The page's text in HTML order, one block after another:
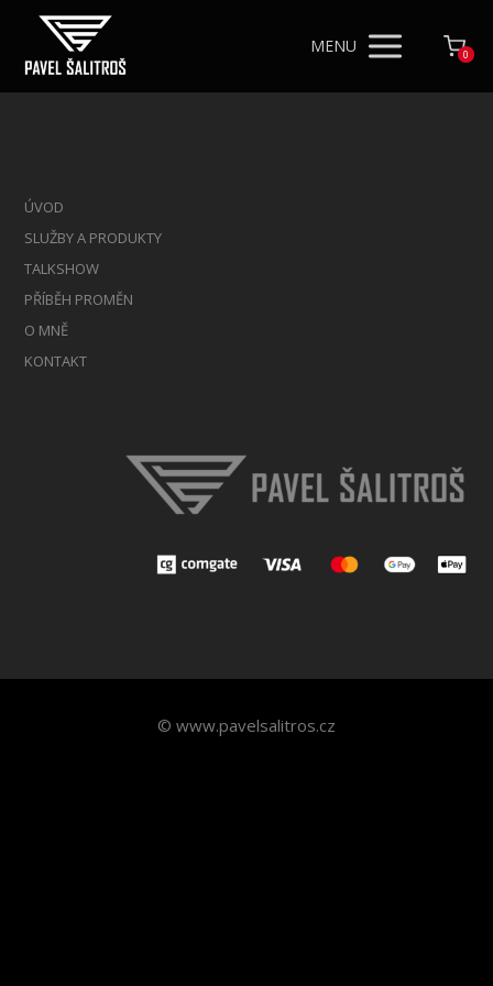
MENU 0
ÚVOD
SLUŽBY A PRODUKTY
TALKSHOW
PŘÍBĚH PROMĚN
O MNĚ
KONTAKT
© www.pavelsalitros.cz